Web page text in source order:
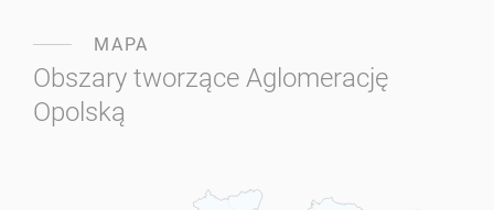
MAPA
Obszary tworzące Aglomerację
Opolską